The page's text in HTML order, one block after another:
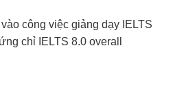
công việc giảng dạy IELTS
chỉ IELTS 8.0 overall